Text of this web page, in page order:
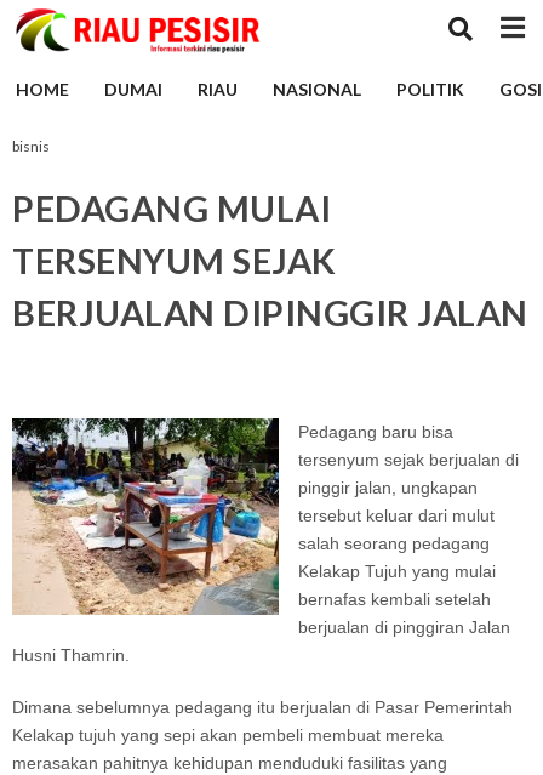
HOME DUMAI RIAU NASIONAL POLITIK
bisnis
PEDAGANG MULAI
TERSENYUM SEJAK
BERJUALAN DIPINGGIR JALAN
Pedagang baru bisa
tersenyum sejak berjualan di
pinggir jalan, ungkapan
tersebut keluar dari mulut
salah seorang pedagang
Kelakap Tujuh yang mulai
bernafas kembali setelah
berjualan di pinggiran Jalan
Husni Thamrin.
Dimana sebelumnya pedagang itu berjualan di Pasar Pemerintah
Kelakap tujuh yang sepi akan pembeli membuat mereka
merasakan pahitnya kehidupan menduduki fasilitas yang